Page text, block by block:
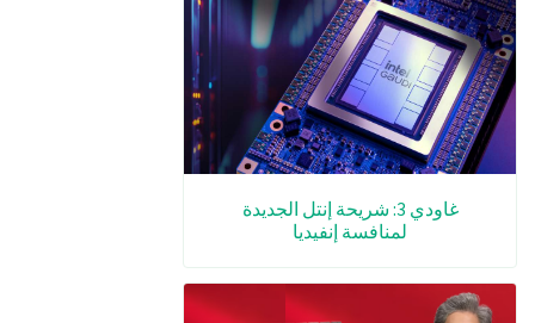
غاودي 3: شريحة إنتل الجديدة
لمنافسة إنفيديا